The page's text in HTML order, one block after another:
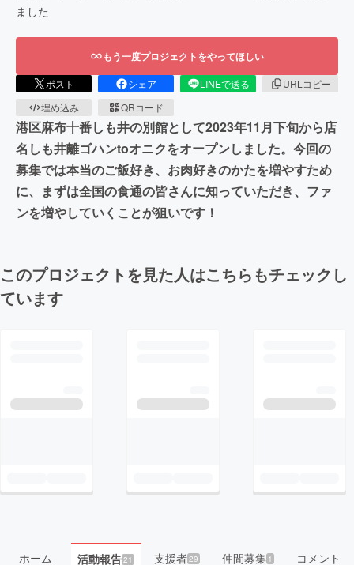
ました
もう一度プロジェクトをやってほしい
ポスト シェア LINEで送る
URLコピー
埋め込み
QRコード
港区麻布十番しも井の別館として2023年11月下旬から店
名しも井離ゴハンtoオニクをオープンしました。今回の
募集では本当のご飯好き、お肉好きのかたを増やすため
に、まずは全国の食通の皆さんに知っていただき、ファ
ンを増やしていくことが狙いです！
このプロジェクトを見た人はこちらもチェックし
ています
ホーム 活動報告21 支援者 29 仲間募集 1 コメント